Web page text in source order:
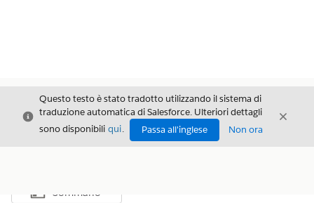
Chiudi
Questo testo è stato tradotto utilizzando il sistema di
traduzione automatica di Salesforce. Ulteriori dettagli
sono disponibili qui. Passa all'inglese Non ora
Chiudi
Mostra sommario
Sommario